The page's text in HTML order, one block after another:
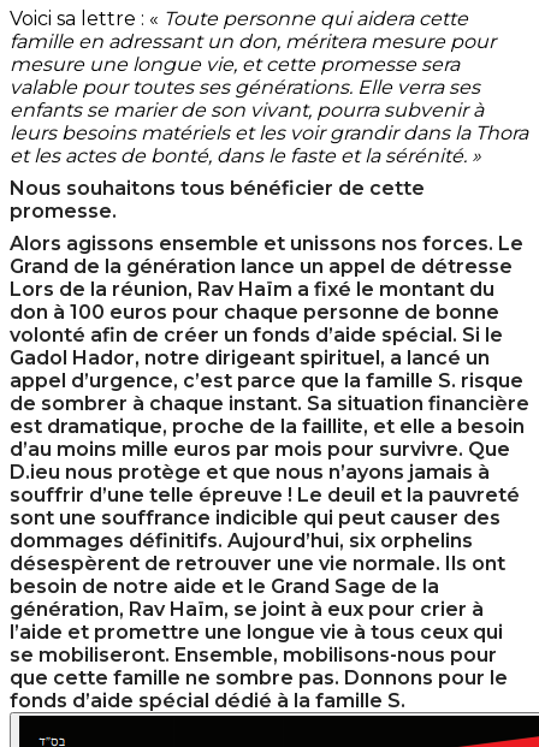
Voici sa lettre : « Toute personne qui aidera cette
famille en adressant un don, méritera mesure pour
mesure une longue vie, et cette promesse sera
valable pour toutes ses générations. Elle verra ses
enfants se marier de son vivant, pourra subvenir à
leurs besoins matériels et les voir grandir dans la Thora
et les actes de bonté, dans le faste et la sérénité. »
Nous souhaitons tous bénéficier de cette
promesse.
Alors agissons ensemble et unissons nos forces. Le
Grand de la génération lance un appel de détresse
Lors de la réunion, Rav Haïm a fixé le montant du
don à 100 euros pour chaque personne de bonne
volonté afin de créer un fonds d’aide spécial. Si le
Gadol Hador, notre dirigeant spirituel, a lancé un
appel d’urgence, c’est parce que la famille S. risque
de sombrer à chaque instant. Sa situation financière
est dramatique, proche de la faillite, et elle a besoin
d’au moins mille euros par mois pour survivre. Que
D.ieu nous protège et que nous n’ayons jamais à
souffrir d’une telle épreuve ! Le deuil et la pauvreté
sont une souffrance indicible qui peut causer des
dommages définitifs. Aujourd’hui, six orphelins
désespèrent de retrouver une vie normale. Ils ont
besoin de notre aide et le Grand Sage de la
génération, Rav Haïm, se joint à eux pour crier à
l’aide et promettre une longue vie à tous ceux qui
se mobiliseront. Ensemble, mobilisons-nous pour
que cette famille ne sombre pas. Donnons pour le
fonds d’aide spécial dédié à la famille S.